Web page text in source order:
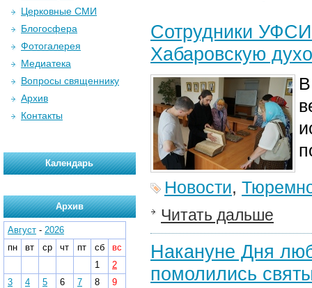
Сотрудники
Хабаровскую
Новости,
Читать дальше
Накануне Дня
помолились
Церковные СМИ
Блогосфера
Фотогалерея
Медиатека
Вопросы священнику
Архив
Контакты
Календарь
Архив
Август - 2026
пн
вт ср чт пт сб
вс
1
2
3
4 5 6 7 8
9